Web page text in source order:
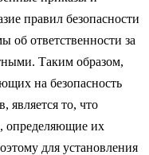
правил безопасности
об ответственности за
Таким образом,
на безопасность
является то, что
определяющие их
для установления